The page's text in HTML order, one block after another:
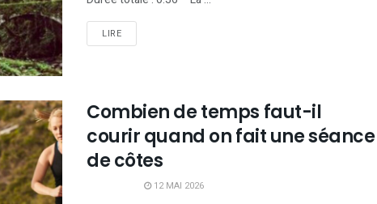
LIRE
Combien de temps faut-il
courir quand on fait une séance
de côtes
12 MAI 2026